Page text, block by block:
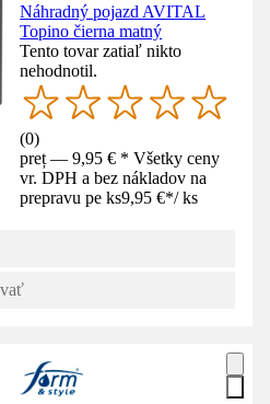
Náhradný pojazd AVITAL
Topino čierna matný
Tento tovar zatiaľ nikto
nehodnotil.
(0)
preț — 9,95 € * Všetky ceny
vr. DPH a bez nákladov na
prepravu pe ks9,95 €*/ ks